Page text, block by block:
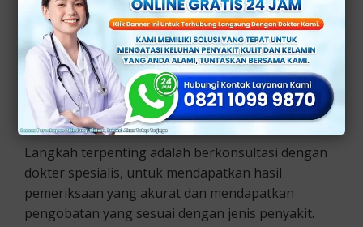
1. Segera Konsultasi ke Dokter Spesialis
Langkah terpenting adalah berkonsultasi dengan
dokter spesialis, untuk mendapatkan hasil
pemeriksaan yang akurat dan mendapatkan
pengobatan yang sesuai dengan jenis penyakit.